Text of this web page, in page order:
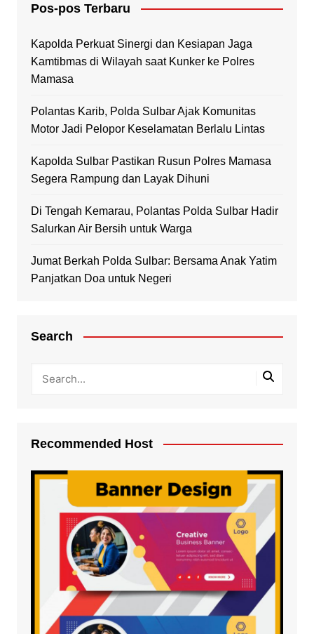
Pos-pos Terbaru
Kapolda Perkuat Sinergi dan Kesiapan Jaga
Kamtibmas di Wilayah saat Kunker ke Polres
Mamasa
Polantas Karib, Polda Sulbar Ajak Komunitas
Motor Jadi Pelopor Keselamatan Berlalu Lintas
Kapolda Sulbar Pastikan Rusun Polres Mamasa
Segera Rampung dan Layak Dihuni
Di Tengah Kemarau, Polantas Polda Sulbar Hadir
Salurkan Air Bersih untuk Warga
Jumat Berkah Polda Sulbar: Bersama Anak Yatim
Panjatkan Doa untuk Negeri
Search
Recommended Host